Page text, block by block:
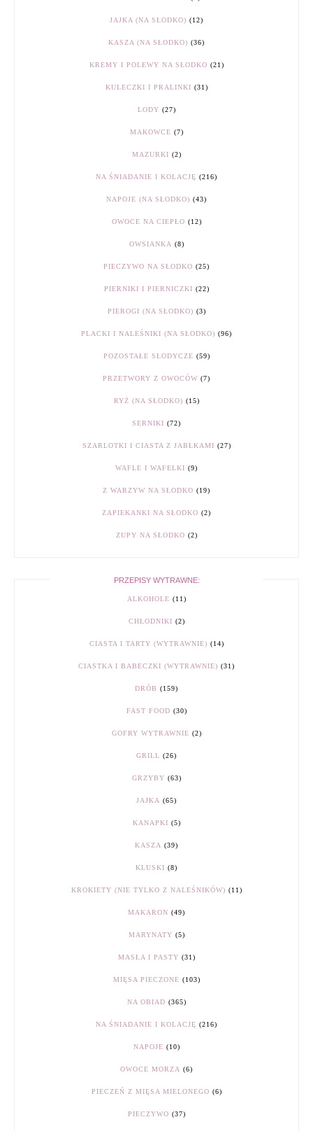
JAJKA (NA SŁODKO) (12)
KASZA (NA SŁODKO) (36)
KREMY I POLEWY NA SŁODKO (21)
KULECZKI I PRALINKI (31)
LODY (27)
MAKOWCE (7)
MAZURKI (2)
NA ŚNIADANIE I KOLACJĘ (216)
NAPOJE (NA SŁODKO) (43)
OWOCE NA CIEPŁO (12)
OWSIANKA (8)
PIECZYWO NA SŁODKO (25)
PIERNIKI I PIERNICZKI (22)
PIEROGI (NA SŁODKO) (3)
PLACKI I NALEŚNIKI (NA SŁODKO) (96)
POZOSTAŁE SŁODYCZE (59)
PRZETWORY Z OWOCÓW (7)
RYŻ (NA SŁODKO) (15)
SERNIKI (72)
SZARLOTKI I CIASTA Z JABŁKAMI (27)
WAFLE I WAFELKI (9)
Z WARZYW NA SŁODKO (19)
ZAPIEKANKI NA SŁODKO (2)
ZUPY NA SŁODKO (2)
PRZEPISY WYTRAWNE:
ALKOHOLE (11)
CHŁODNIKI (2)
CIASTA I TARTY (WYTRAWNIE) (14)
CIASTKA I BABECZKI (WYTRAWNIE) (31)
DRÓB (159)
FAST FOOD (30)
GOFRY WYTRAWNIE (2)
GRILL (26)
GRZYBY (63)
JAJKA (65)
KANAPKI (5)
KASZA (39)
KLUSKI (8)
KROKIETY (NIE TYLKO Z NALEŚNIKÓW) (11)
MAKARON (49)
MARYNATY (5)
MASŁA I PASTY (31)
MIĘSA PIECZONE (103)
NA OBIAD (365)
NA ŚNIADANIE I KOLACJĘ (216)
NAPOJE (10)
OWOCE MORZA (6)
PIECZEŃ Z MIĘSA MIELONEGO (6)
PIECZYWO (37)